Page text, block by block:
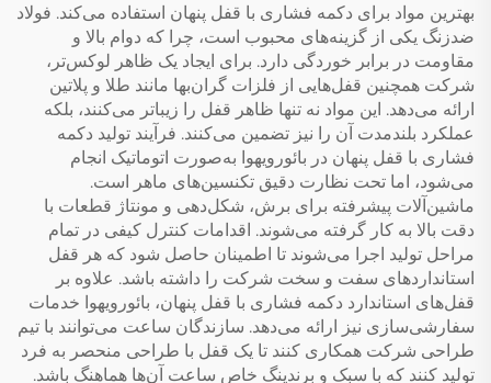
بهترین مواد برای دکمه فشاری با قفل پنهان استفاده می‌کند. فولاد
ضدزنگ یکی از گزینه‌های محبوب است، چرا که دوام بالا و
مقاومت در برابر خوردگی دارد. برای ایجاد یک ظاهر لوکس‌تر،
شرکت همچنین قفل‌هایی از فلزات گران‌بها مانند طلا و پلاتین
ارائه می‌دهد. این مواد نه تنها ظاهر قفل را زیباتر می‌کنند، بلکه
عملکرد بلندمدت آن را نیز تضمین می‌کنند. فرآیند تولید دکمه
فشاری با قفل پنهان در بائورویهوا به‌صورت اتوماتیک انجام
می‌شود، اما تحت نظارت دقیق تکنسین‌های ماهر است.
ماشین‌آلات پیشرفته برای برش، شکل‌دهی و مونتاژ قطعات با
دقت بالا به کار گرفته می‌شوند. اقدامات کنترل کیفی در تمام
مراحل تولید اجرا می‌شوند تا اطمینان حاصل شود که هر قفل
استانداردهای سفت و سخت شرکت را داشته باشد. علاوه بر
قفل‌های استاندارد دکمه فشاری با قفل پنهان، بائورویهوا خدمات
سفارشی‌سازی نیز ارائه می‌دهد. سازندگان ساعت می‌توانند با تیم
طراحی شرکت همکاری کنند تا یک قفل با طراحی منحصر به فرد
تولید کنند که با سبک و برندینگ خاص ساعت آن‌ها هماهنگ باشد.